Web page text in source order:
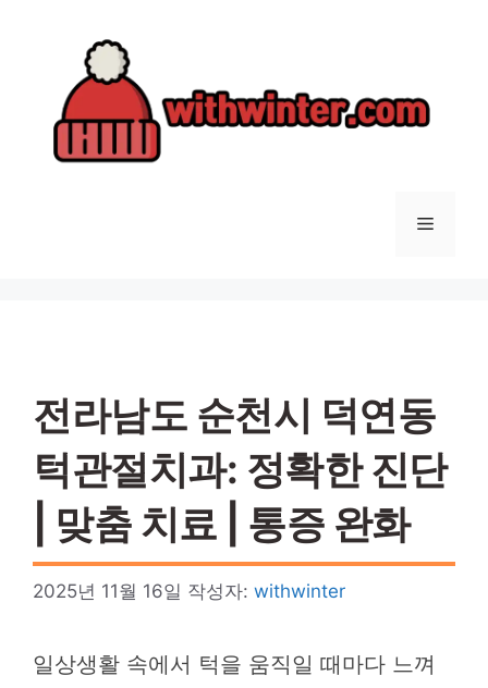
메
전라남도 순천시 덕연동
턱관절치과: 정확한 진단
| 맞춤 치료 | 통증 완화
2025년 11월 16일 작성자: withwinter
일상생활 속에서 턱을 움직일 때마다 느껴